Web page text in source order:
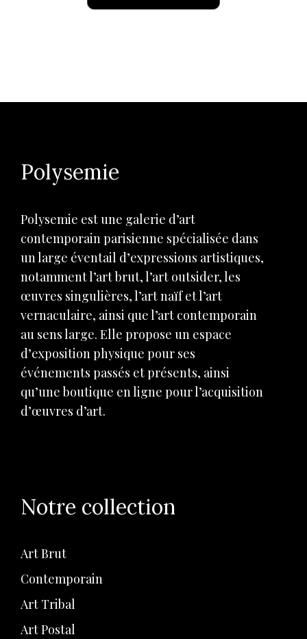
Polysemie
Polysemie est une galerie d’art
contemporain parisienne spécialisée dans
un large éventail d’expressions artistiques,
notamment l’art brut, l’art outsider, les
œuvres singulières, l’art naïf et l’art
vernaculaire, ainsi que l’art contemporain
au sens large. Elle propose un espace
d’exposition physique pour ses
événements passés et présents, ainsi
qu’une boutique en ligne pour l’acquisition
d’œuvres d’art.
Notre collection
Art Brut
Contemporain
Art Tribal
Art Postal